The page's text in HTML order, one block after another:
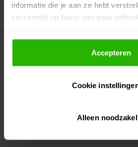
informatie die je aan ze hebt
verzameld op basis van jouw
Als je op "Accepteer" klikt, dan geef
toestemming om cookies voor social
gepersonaliseerde advertenties te
Lees hier meer over in ons
Via "Cookie instellingen" kun je ook
Accepteren
Cookie
Alleen
information).